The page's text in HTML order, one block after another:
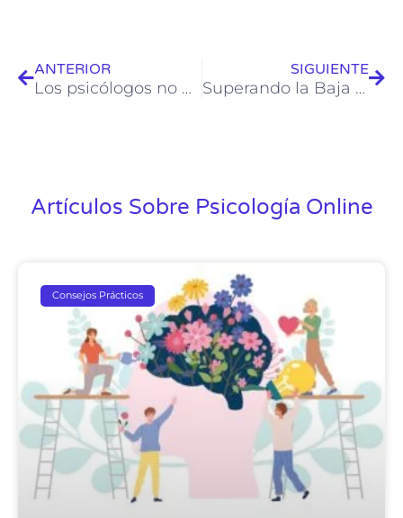
ANTERIOR
Los psicólogos no emiten licencias médicas
SIGUIENTE
Superando la Baja Autoestima: Estrategias y Consejos Prácticos
Artículos Sobre Psicología Online
Consejos Prácticos